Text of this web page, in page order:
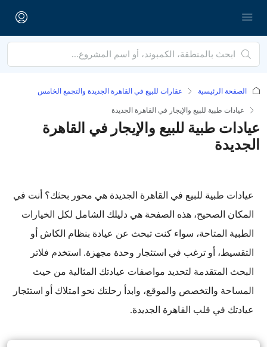
الصفحة الرئيسية عقارات للبيع في القاهرة الجديدة والتجمع الخامس
عيادات طبية للبيع والإيجار في القاهرة الجديدة
عيادات طبية للبيع والإيجار في القاهرة
الجديدة
عيادات طبية للبيع في القاهرة الجديدة هي محور بحثك؟ أنت في
المكان الصحيح، هذه الصفحة هي دليلك الشامل لكل الخيارات
الطبية المتاحة، سواء كنت تبحث عن عيادة بنظام الكاش أو
التقسيط، أو ترغب في استئجار وحدة مجهزة. استخدم فلاتر
البحث المتقدمة لتحديد مواصفات عيادتك المثالية من حيث
المساحة والتخصص والموقع، وابدأ رحلتك نحو امتلاك أو استئجار
عيادتك في قلب القاهرة الجديدة.